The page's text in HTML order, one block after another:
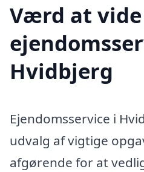
Værd at
Hvidbjerg
Ejendomsservice i
udvalg af vigtige
afgørende for at